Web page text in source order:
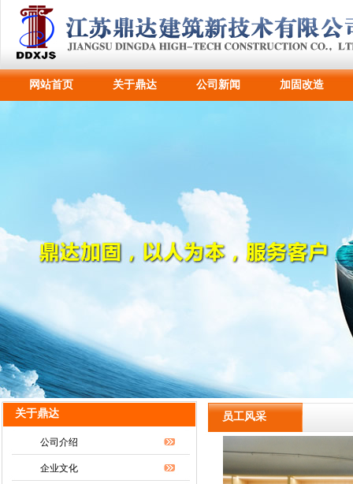
网站首页 关于鼎达 公司新闻 加固改造
关于鼎达
公司介绍
企业文化
员工风采